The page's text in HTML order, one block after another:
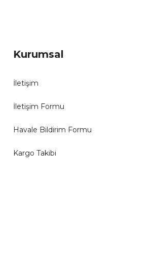
Kurumsal
İletişim
İletişim Formu
Havale Bildirim Formu
Kargo Takibi